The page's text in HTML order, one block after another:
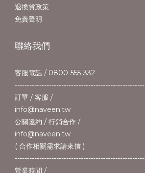
退換貨政策
免責聲明
聯絡我們
客服電話 / 0800-555-332
-----------------------------------------------------
訂單 / 客服 /
info@naveen.tw
公關邀約 / 行銷合作 /
info@naveen.tw
( 合作相關需求請來信 )
-----------------------------------------------------
營業時間 /